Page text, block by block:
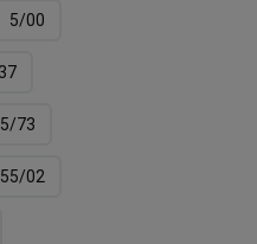
5/00
5/73
55/02